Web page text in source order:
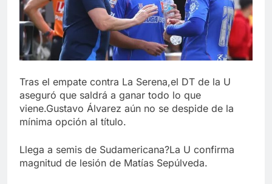
Tras el empate contra La Serena,el DT de la U
aseguró que saldrá a ganar todo lo que
viene.Gustavo Álvarez aún no se despide de la
mínima opción al título.
Llega a semis de Sudamericana?La U confirma
magnitud de lesión de Matías Sepúlveda.